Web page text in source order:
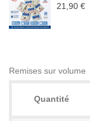
21,90 €
Remises sur volume
Quantité